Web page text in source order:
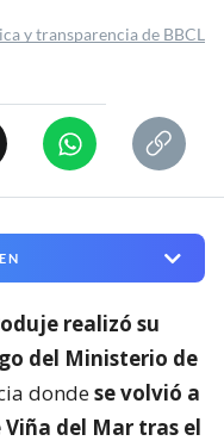
y transparencia de BBCL
realizó su
del Ministerio de
dondese volvió a
del Mar tras el